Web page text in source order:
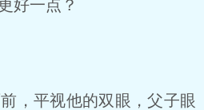
好一点？
，平视他的双眼，父子眼